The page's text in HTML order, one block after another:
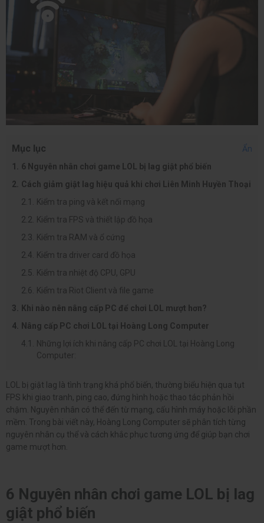
Mục lục
Ẩn
6 Nguyên nhân chơi game LOL bị lag giật phổ biến
Cách giảm giật lag hiệu quả khi chơi Liên Minh Huyền Thoại
Kiểm tra ping và kết nối mạng
Kiểm tra FPS và thiết lập đồ họa
Kiểm tra RAM và ổ cứng
Kiểm tra driver card đồ họa
Kiểm tra nhiệt độ CPU, GPU
Kiểm tra Riot Client và file game
Khi nào nên nâng cấp PC để chơi LOL mượt hơn?
Nâng cấp PC chơi LOL tại Hoàng Long Computer
Những lợi ích khi nâng cấp PC chơi LOL tại Hoàng Long
Computer:
LOL bị giật lag là tình trạng khá phổ biến, thường biểu hiện qua tụt
FPS khi giao tranh, ping cao, đứng hình hoặc thao tác phản hồi
chậm. Nguyên nhân có thể đến từ mạng, cấu hình máy hoặc lỗi phần
mềm. Trong bài viết này, Hoàng Long Computer sẽ phân tích từng
nguyên nhân cụ thể và cách khắc phục tương ứng để giúp bạn chơi
game mượt hơn.
6 Nguyên nhân chơi game LOL bị lag
giật phổ biến